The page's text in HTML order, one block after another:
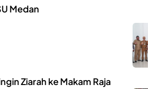
Medan
Ziarah ke Makam Raja